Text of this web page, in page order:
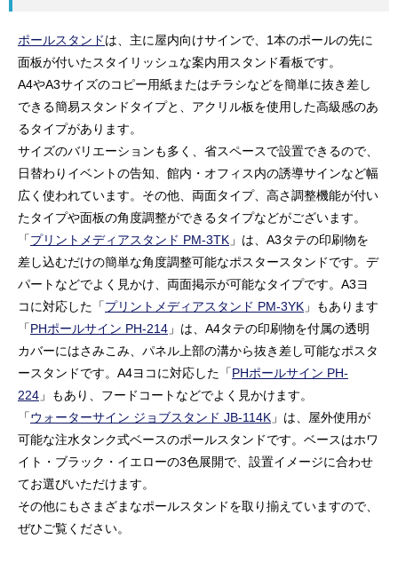
ポールスタンドは、主に屋内向けサインで、1本のポールの先に
面板が付いたスタイリッシュな案内用スタンド看板です。
A4やA3サイズのコピー用紙またはチラシなどを簡単に抜き差し
できる簡易スタンドタイプと、アクリル板を使用した高級感のあ
るタイプがあります。
サイズのバリエーションも多く、省スペースで設置できるので、
日替わりイベントの告知、館内・オフィス内の誘導サインなど幅
広く使われています。その他、両面タイプ、高さ調整機能が付い
たタイプや面板の角度調整ができるタイプなどがございます。
「プリントメディアスタンド PM-3TK 」は、A3タテの印刷物を
差し込むだけの簡単な角度調整可能なポスタースタンドです。デ
パートなどでよく見かけ、両面掲示が可能なタイプです。A3ヨ
コに対応した「プリントメディアスタンド PM-3YK 」もあります
「PHポールサイン PH-214 」は、A4タテの印刷物を付属の透明
カバーにはさみこみ、パネル上部の溝から抜き差し可能なポスタ
ースタンドです。A4ヨコに対応した「PHポールサイン PH-
224 」もあり、フードコートなどでよく見かけます。
「ウォーターサイン ジョブスタンド JB-114K 」は、屋外使用が
可能な注水タンク式ベースのポールスタンドです。ベースはホワ
イト・ブラック・イエローの3色展開で、設置イメージに合わせ
てお選びいただけます。
その他にもさまざまなポールスタンドを取り揃えていますので、
ぜひご覧ください。